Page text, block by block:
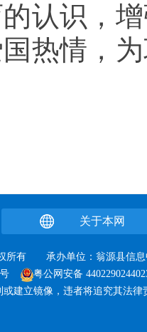
认识，
热情，
关于本网
权所有 承办单位：翁源县
粤公网安备
建立镜像，违者将追究其法律